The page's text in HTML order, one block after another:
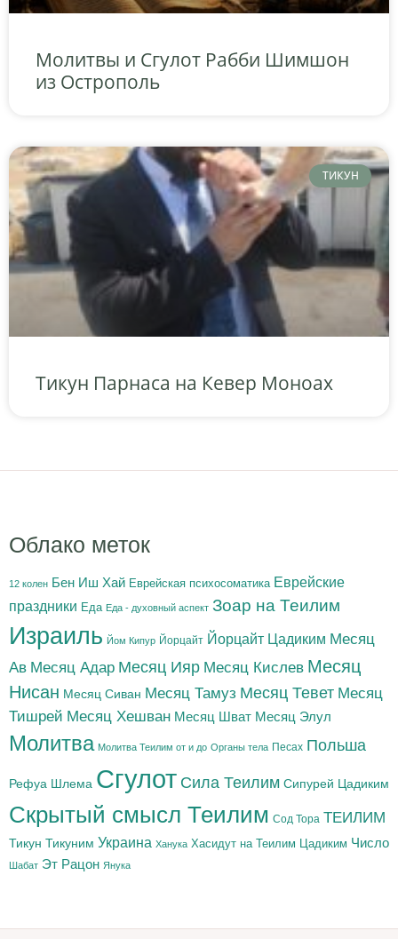
Молитвы и Сгулот Рабби Шимшон
из Острополь
ТИКУН
Тикун Парнаса на Кевер Моноах
Облако меток
12 колен Бен Иш Хай Еврейская психосоматика Еврейские
праздники Еда Еда - духовный аспект Зоар на Теилим
Израиль Йом Кипур Йорцайт Йорцайт Цадиким Месяц
Ав Месяц Адар Месяц Ияр Месяц Кислев Месяц
Нисан Месяц Сиван Месяц Тамуз Месяц Тевет Месяц
Тишрей Месяц Хешван Месяц Шват Месяц Элул
Молитва Молитва Теилим от и до Органы тела Песах Польша
Рефуа Шлема Сгулот Сила Теилим Сипурей Цадиким
Скрытый смысл Теилим Сод Тора ТЕИЛИМ
Тикун Тикуним Украина Ханука Хасидут на Теилим Цадиким Число
Шабат Эт Рацон Янука